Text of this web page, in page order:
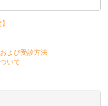
よび受診方法
いて